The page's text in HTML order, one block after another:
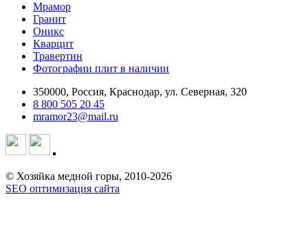
Мрамор
Гранит
Оникс
Кварцит
Травертин
Фотографии плит в наличии
350000, Россия, Краснодар, ул. Северная, 320
8 800 505 20 45
mramor23@mail.ru
© Хозяйка медной горы, 2010-2026
SEO оптимизация сайта